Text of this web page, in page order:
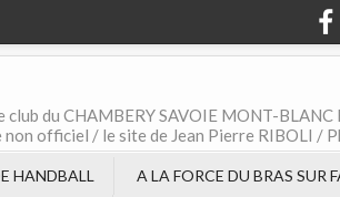
du CHAMBERY SAVOIE MONT-BLANC
officiel / le site de Jean Pierre RIBOLI /
HANDBALL
A LA FORCE DU BRAS SUR